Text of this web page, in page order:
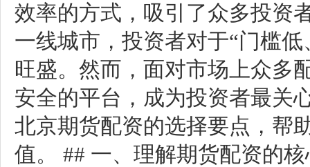
效率的方式，吸引了众多投资
一线城市，投资者对于“门槛
旺盛。然而，面对市场上众多
安全的平台，成为投资者最关
北京期货配资的选择要点，帮
值。 ## 一、理解期货配资的